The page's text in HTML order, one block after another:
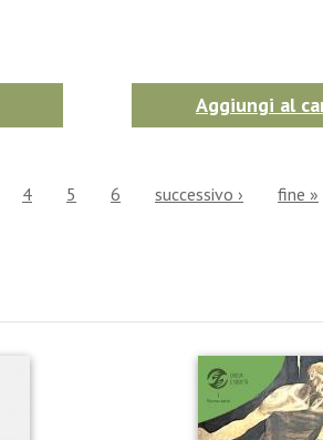
Aggiungi al
4 5 6 successivo › fine »